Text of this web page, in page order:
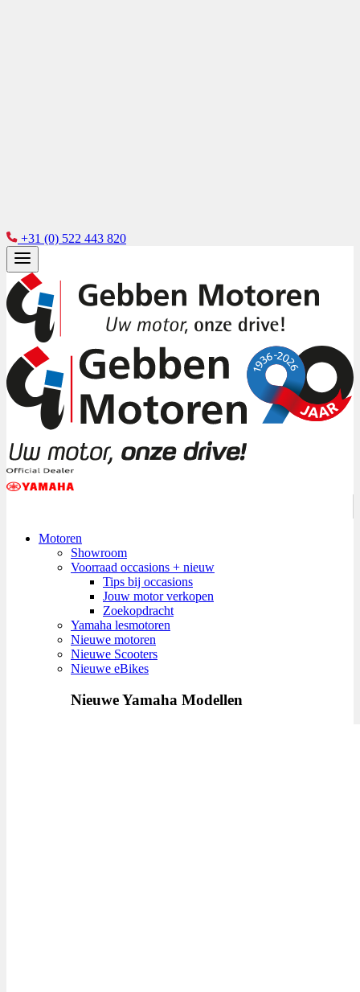
+31 (0) 522 443 820
Motoren
Showroom
Voorraad occasions + nieuw
Tips bij occasions
Jouw motor verkopen
Zoekopdracht
Yamaha lesmotoren
Nieuwe motoren
Nieuwe Scooters
Nieuwe eBikes
Nieuwe Yamaha Modellen